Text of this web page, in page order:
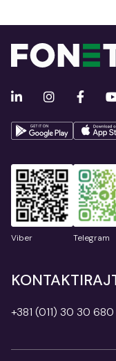
Viber Telegram
+381 (011) 30 30 680